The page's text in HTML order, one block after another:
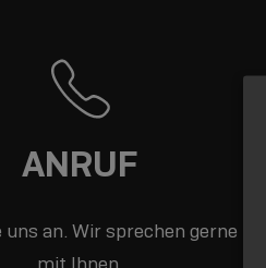
ANRUF
uns an. Wir sprechen gerne